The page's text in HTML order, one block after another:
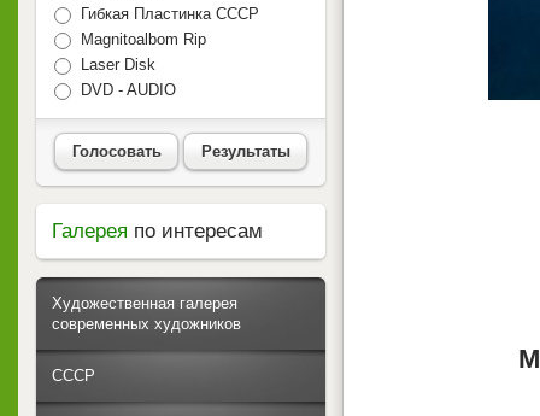
Гибкая Пластинка СССР
Magnitoalbom Rip
Laser Disk
DVD - AUDIO
Голосовать Результаты
Галерея по интересам
Художественная галерея
современных художников
СССР